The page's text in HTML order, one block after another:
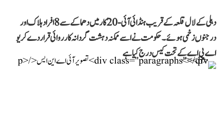
دہلی کے لال قلعہ کے قریب ہنڈائی آئی-20 کار میں دھماکے سے 8 افراد ہلاک اور
درجنوں زخمی ہوئے۔ حکومت نے اسے ممکنہ دہشت گردانہ کارروائی قرار دے کر یو
اے پی اے کے تحت کیس درج کیا ہے